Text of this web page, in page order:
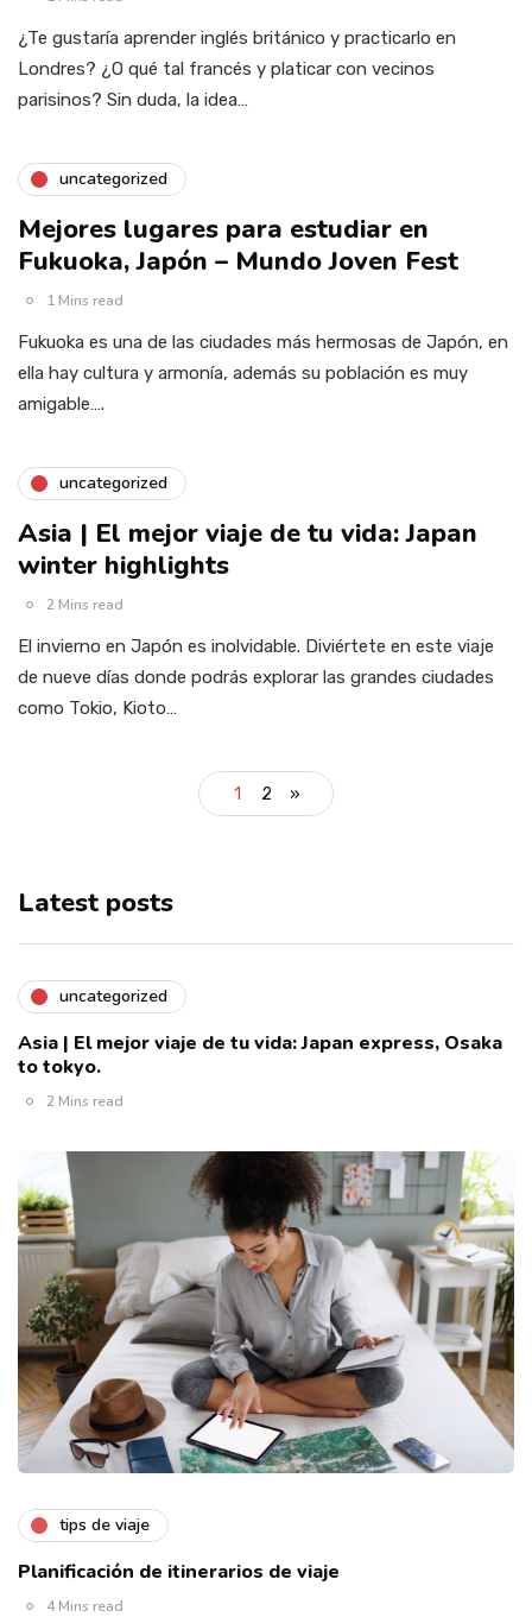
¿Te gustaría aprender inglés británico y practicarlo en
Londres? ¿O qué tal francés y platicar con vecinos
parisinos? Sin duda, la idea…
uncategorized
Mejores lugares para estudiar en
Fukuoka, Japón – Mundo Joven Fest
1 Mins read
Fukuoka es una de las ciudades más hermosas de Japón, en
ella hay cultura y armonía, además su población es muy
amigable….
uncategorized
Asia | El mejor viaje de tu vida: Japan
winter highlights
2 Mins read
El invierno en Japón es inolvidable. Diviértete en este viaje
de nueve días donde podrás explorar las grandes ciudades
como Tokio, Kioto…
1 2 »
Latest posts
uncategorized
Asia | El mejor viaje de tu vida: Japan express, Osaka
to tokyo.
2 Mins read
tips de viaje
Planificación de itinerarios de viaje
4 Mins read